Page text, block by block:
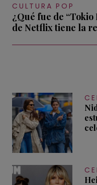
CULTURA POP
¿Qué fue de
de Netflix tiene la